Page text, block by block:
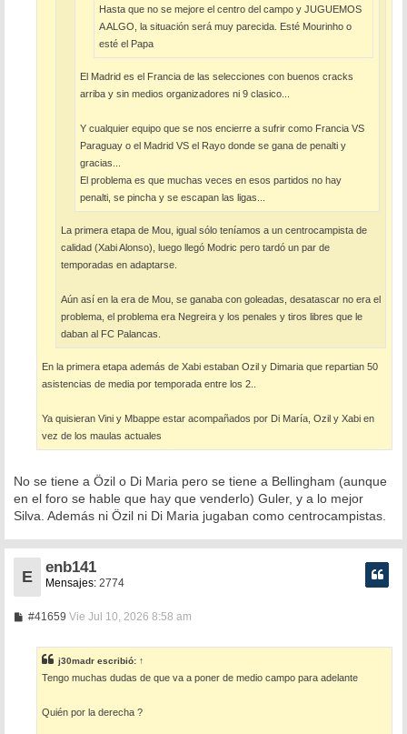
Hasta que no se mejore el centro del campo y JUGUEMOS
A ALGO, la situación será muy parecida. Esté Mourinho o
esté el Papa
El Madrid es el Francia de las selecciones con buenos cracks
arriba y sin medios organizadores ni 9 clasico...
Y cualquier equipo que se nos encierre a sufrir como Francia VS
Paraguay o el Madrid VS el Rayo donde se gana de penalti y
gracias...
El problema es que muchas veces en esos partidos no hay
penalti, se pincha y se escapan las ligas...
La primera etapa de Mou, igual sólo teníamos a un centrocampista de
calidad (Xabi Alonso), luego llegó Modric pero tardó un par de
temporadas en adaptarse.
Aún así en la era de Mou, se ganaba con goleadas, desatascar no era el
problema, el problema era Negreira y los penales y tiros libres que le
daban al FC Palancas.
En la primera etapa además de Xabi estaban Ozil y Dimaria que repartian 50
asistencias de media por temporada entre los 2..
Ya quisieran Vini y Mbappe estar acompañados por Di María, Ozil y Xabi en
vez de los maulas actuales
No se tiene a Özil o Di Maria pero se tiene a Bellingham (aunque
en el foro se hable que hay que venderlo) Guler, y a lo mejor
Silva. Además ni Özil ni Di Maria jugaban como centrocampistas.
E
enb141
Mensajes: 2774
#41659M
a
j
Vie Jul 10, 2026 8:58 am
j30madr escribió: ↑
Tengo muchas dudas de que va a poner de medio campo para adelante
Quién por la derecha ?